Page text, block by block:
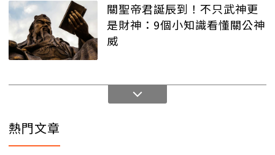
關聖帝君誕辰到！不只武神更
是財神：9個小知識看懂關公神
威
熱門文章